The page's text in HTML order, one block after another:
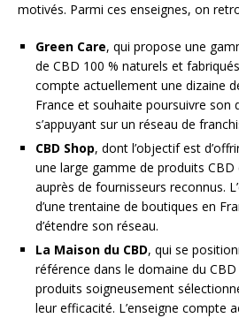
motivés. Parmi ces enseignes, on
Green Care, qui propose une
de CBD 100 % naturels et
compte actuellement une dizaine
France et souhaite poursuivre son
s’appuyant sur un réseau de
CBD Shop, dont l’objectif est
une large gamme de produits
auprès de fournisseurs reconnus.
d’une trentaine de boutiques en
d’étendre son réseau.
La Maison du CBD, qui se
référence dans le domaine du
produits soigneusement
leur efficacité. L’enseigne compte